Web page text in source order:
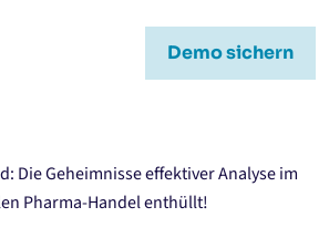
Demo sichern
Die Geheimnisse effektiver Analyse im
Pharma-Handel enthüllt!